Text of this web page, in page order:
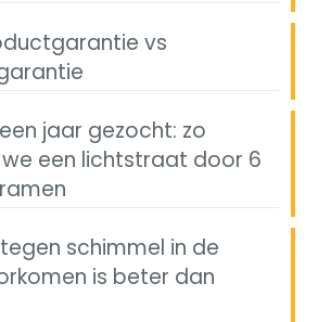
vs
jaar gezocht: zo
een lichtstraat door 6
schimmel in de
is beter dan